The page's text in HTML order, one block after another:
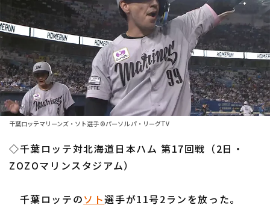
動画
日程・結果
順位表･成績
1軍公式戦
ファーム中地区
選手名鑑
北海道日本ハムファイターズ
ニュース
千葉ロッテマリーンズ・ソト選手 ©パーソル パ・リーグTV
◇千葉ロッテ対北海道日本ハム 第17回戦（2日・
ZOZOマリンスタジアム）
千葉ロッテのソト選手が11号2ランを放った。